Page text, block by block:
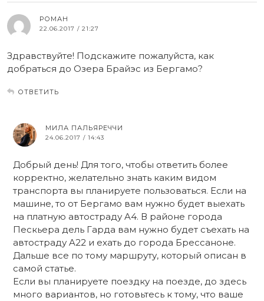
РОМАН
22.06.2017 / 21:27
Здравствуйте! Подскажите пожалуйста, как
добраться до Озера Брайэс из Бергамо?
ОТВЕТИТЬ
МИЛА ПАЛЬЯРЕЧЧИ
24.06.2017 / 14:43
Добрый день! Для того, чтобы ответить более
корректно, желательно знать каким видом
транспорта вы планируете пользоваться. Если на
машине, то от Бергамо вам нужно будет выехать
на платную автостраду A4. В районе города
Пескьера дель Гарда вам нужно будет съехать на
автостраду A22 и ехать до города Брессаноне.
Дальше все по тому маршруту, который описан в
самой статье.
Если вы планируете поездку на поезде, до здесь
много вариантов, но готовьтесь к тому, что ваше